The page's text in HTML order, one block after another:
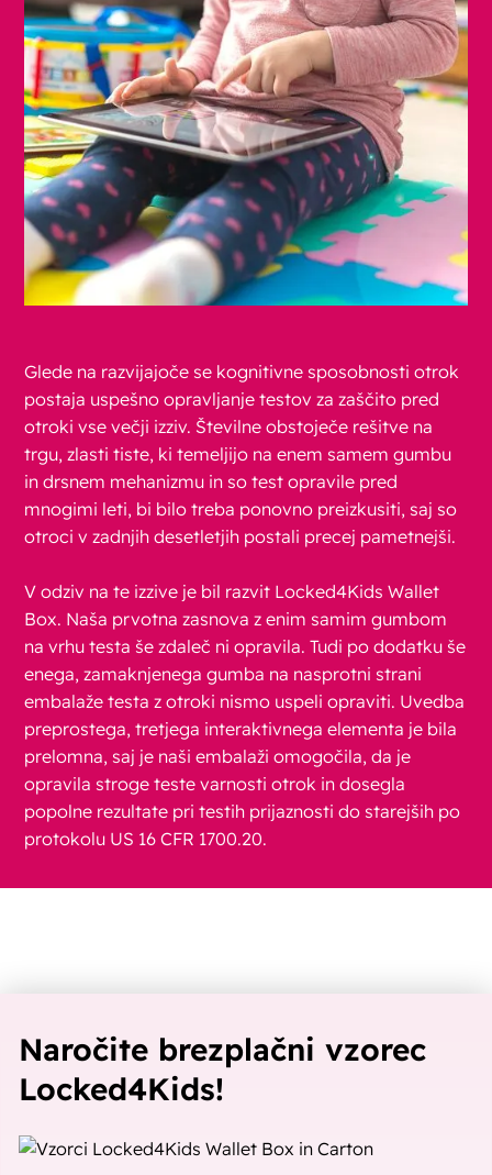
Glede na razvijajoče se kognitivne sposobnosti otrok
postaja uspešno opravljanje testov za zaščito pred
otroki vse večji izziv. Številne obstoječe rešitve na
trgu, zlasti tiste, ki temeljijo na enem samem gumbu
in drsnem mehanizmu in so test opravile pred
mnogimi leti, bi bilo treba ponovno preizkusiti, saj so
otroci v zadnjih desetletjih postali precej pametnejši.
V odziv na te izzive je bil razvit Locked4Kids Wallet
Box. Naša prvotna zasnova z enim samim gumbom
na vrhu testa še zdaleč ni opravila. Tudi po dodatku še
enega, zamaknjenega gumba na nasprotni strani
embalaže testa z otroki nismo uspeli opraviti. Uvedba
preprostega, tretjega interaktivnega elementa je bila
prelomna, saj je naši embalaži omogočila, da je
opravila stroge teste varnosti otrok in dosegla
popolne rezultate pri testih prijaznosti do starejših po
protokolu US 16 CFR 1700.20.
Naročite brezplačni vzorec
Locked4Kids!